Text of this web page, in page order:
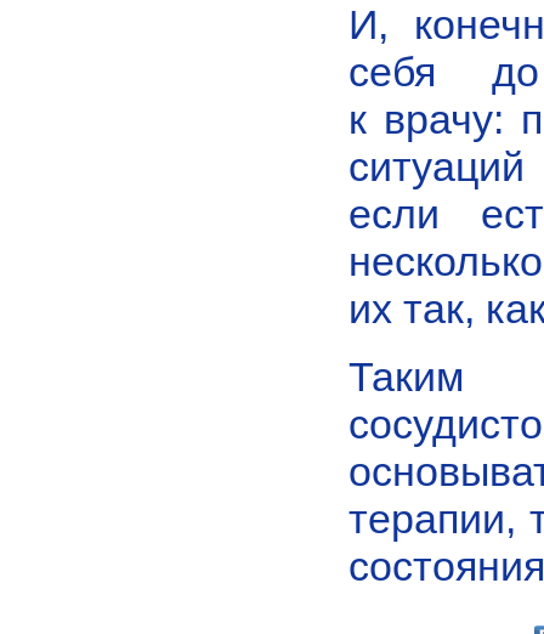
И,
себя до
к врачу:
если
их так,
Таким
терапии,